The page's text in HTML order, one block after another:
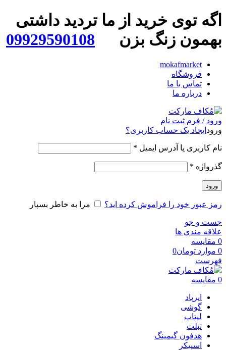
اگه توی خرید از ما تردید داشتی
بهمون زنگ بزن 09929590108
mokafmarket
فروشگاه
تماس با ما
درباره ما
ورود / فرم ثبت نام
ورود ایجاد یک حساب کاربری؟
نام کاربری یا آدرس ایمیل *
گذرواژه *
ورود
رمز عبور خود را فراموش کرده اید؟ مرا به خاطر بسپار
جست و جو
علاقه مندی ها
0 مقایسه
0 موارد تومان0
فهرست
0 مقایسه
ایرپاد
گوشی
لپتاپ
تبلت
هدفون گیمینگ
اسپیکر